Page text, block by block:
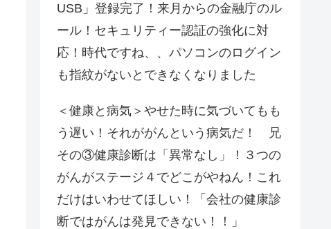
USB」登録完了！来月からの金融庁のル
ール！セキュリティー認証の強化に対
応！時代ですね、、パソコンのログイン
も指紋がないとできなくなりました
＜健康と病気＞やせた時に気づいてもも
う遅い！それががんという病気だ！ 兄
その③健康診断は「異常なし」！３つの
がんがステージ４でどこがやねん！これ
だけはいわせてほしい！「会社の健康診
断ではがんは発見できない！！」